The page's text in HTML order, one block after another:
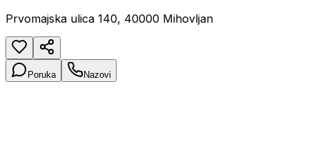
Prvomajska ulica 140, 40000 Mihovljan
Poruka Nazovi